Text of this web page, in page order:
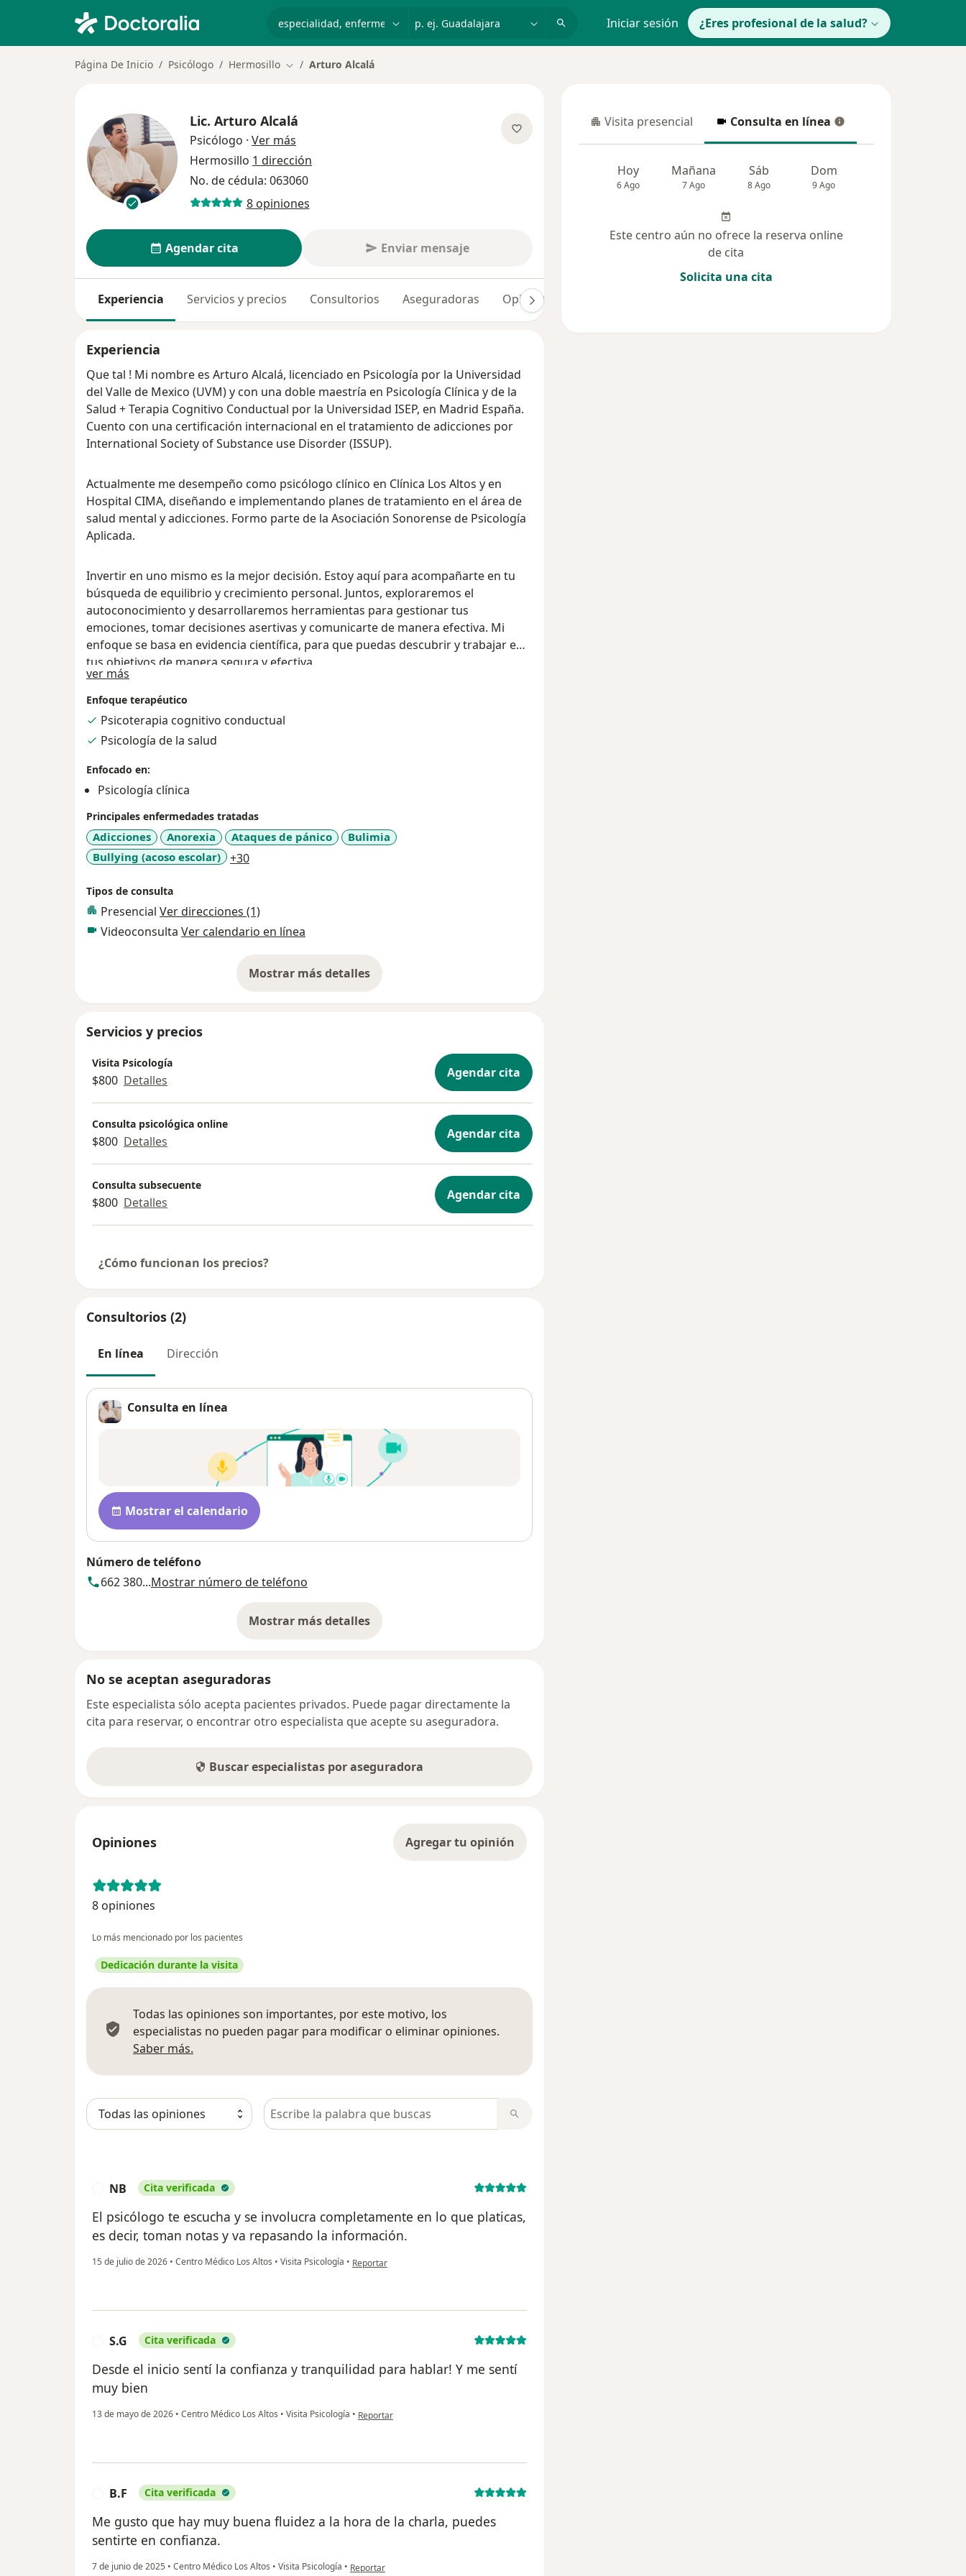
Iniciar sesión ¿Eres profesional de la salud?
Página De Inicio Psicólogo Hermosillo Cambiar de ciudad
Arturo Alcalá
Lic. Arturo Alcalá
Psicólogo · Ver más
Hermosillo 1 dirección
No. de cédula: 063060
8 opiniones
Agendar cita Enviar mensaje
Experiencia Servicios y precios Consultorios Aseguradoras Opiniones (8)
Experiencia
Que tal ! Mi nombre es Arturo Alcalá, licenciado en Psicología por la Universidad
del Valle de Mexico (UVM) y con una doble maestría en Psicología Clínica y de la
Salud + Terapia Cognitivo Conductual por la Universidad ISEP, en Madrid España.
Cuento con una certificación internacional en el tratamiento de adicciones por
International Society of Substance use Disorder (ISSUP).
Actualmente me desempeño como psicólogo clínico en Clínica Los Altos y en
Hospital CIMA, diseñando e implementando planes de tratamiento en el área de
salud mental y adicciones. Formo parte de la Asociación Sonorense de Psicología
Aplicada.
Invertir en uno mismo es la mejor decisión. Estoy aquí para acompañarte en tu
búsqueda de equilibrio y crecimiento personal. Juntos, exploraremos el
autoconocimiento y desarrollaremos herramientas para gestionar tus
emociones, tomar decisiones asertivas y comunicarte de manera efectiva. Mi
enfoque se basa en evidencia científica, para que puedas descubrir y trabajar en
tus objetivos de manera segura y efectiva
ver más
Enfoque terapéutico
Psicoterapia cognitivo conductual
Psicología de la salud
Enfocado en:
Psicología clínica
Principales enfermedades tratadas
Adicciones Anorexia Ataques de pánico
Bulimia
Bullying (acoso escolar)
+30a11y_sr_more_diseases
Tipos de consulta
Presencial Ver direcciones (1)
Videoconsulta Ver calendario en línea
Mostrar más detalles
sobre la experiencia
Servicios y precios
Visita Psicología
$800 Detalles Agendar cita
Consulta psicológica online
$800 Detalles Agendar cita
Consulta subsecuente
$800 Detalles Agendar cita
¿Cómo funcionan los precios?
Consultorios (2)
En línea Dirección
Consulta en línea
Disponibilidad
Mostrar el calendario
Número de teléfono
662 380...Mostrar número de teléfono
Mostrar más detalles
sobre la dirección
No se aceptan aseguradoras
Este especialista sólo acepta pacientes privados. Puede pagar directamente la
cita para reservar, o encontrar otro especialista que acepte su aseguradora.
Buscar especialistas por aseguradora
Opiniones Agregar tu opinión
8 opiniones
Lo más mencionado por los pacientes
Dedicación durante la visita
Todas las opiniones son importantes, por este motivo, los
especialistas no pueden pagar para modificar o eliminar opiniones.
Saber más.
Busca en opiniones
NB Cita verificada
El psicólogo te escucha y se involucra completamente en lo que platicas,
es decir, toman notas y va repasando la información.
15 de julio de 2026 • Centro Médico Los Altos • Visita Psicología • en opinión del usuario NB
Reportar
S.G Cita verificada
Desde el inicio sentí la confianza y tranquilidad para hablar! Y me sentí
muy bien
13 de mayo de 2026 • Centro Médico Los Altos • Visita Psicología • en opinión del usuario S.G
Reportar
B.F Cita verificada
Me gusto que hay muy buena fluidez a la hora de la charla, puedes
sentirte en confianza.
7 de junio de 2025 • Centro Médico Los Altos • Visita Psicología • en opinión del usuario B.F
Reportar
Visita presencial
Visita presencial Consulta en línea
Consulta en línea
Hoy
6 Ago
Mañana
7 Ago
Sáb
8 Ago
Dom
9 Ago
Este centro aún no ofrece la reserva online
de cita
Solicita una cita